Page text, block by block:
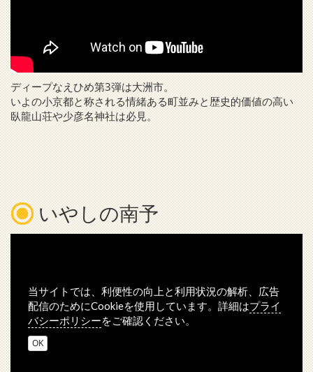
ディープなえひめ第3弾は大洲市。
いよの小京都と称される情緒ある町並みと歴史的価値の高い
臥龍山荘や少彦名神社は必見。
いやしの南予
当サイトでは、利便性の向上と利用状況の解析、広告
配信のためにCookieを使用しています。詳細はプライ
バシーポリシーをご確認ください。
OK